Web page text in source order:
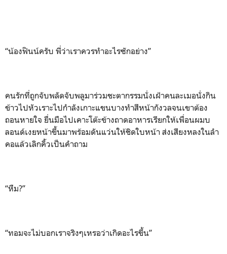
“น้องฟินน์ครับ พี่ว่าเราควรทำอะไรซักอย่าง”
คนรักที่ถูกจับพลัดจับพลูมาร่วมชะตากรรมนั่งเฝ้าคนละเมอนั่งกิน
ข้าวไปหัวเราะไปกำลังเกาะแขนบางทำสีหน้ากังวลจนเขาต้อง
ถอนหายใจ ยื่นมือไปเคาะโต๊ะข้างถาดอาหารเรียกให้เพื่อนผมบ
ลอนด์เงยหน้าขึ้นมาพร้อมดันแว่นให้ชิดใบหน้า ส่งเสียงหลงในลำ
คอแล้วเลิกคิ้วเป็นคำถาม
“หืม?”
“ทอมจะไม่บอกเราจริงๆเหรอว่าเกิดอะไรขึ้น”